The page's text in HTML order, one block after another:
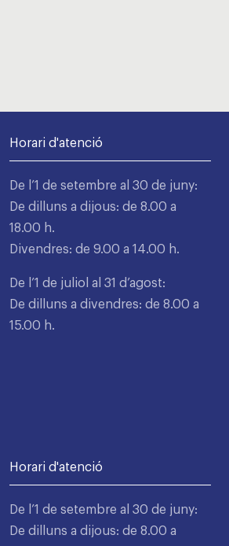
Horari d'atenció
De l’1 de setembre al 30 de juny:
De dilluns a dijous: de 8.00 a
18.00 h.
Divendres: de 9.00 a 14.00 h.
De l’1 de juliol al 31 d’agost:
De dilluns a divendres: de 8.00 a
15.00 h.
Horari d'atenció
De l’1 de setembre al 30 de juny:
De dilluns a dijous: de 8.00 a